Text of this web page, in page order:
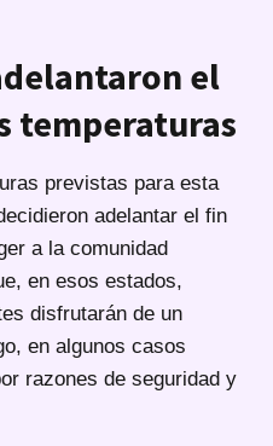
el
temperaturas
previstas para esta
adelantar el fin
a la comunidad
en esos estados,
disfrutarán de un
en algunos casos
razones de seguridad y